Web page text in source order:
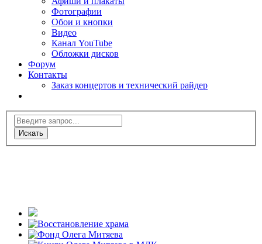
Фотографии
Обои и кнопки
Видео
Канал YouTube
Обложки дисков
Форум
Контакты
Заказ концертов и технический райдер
Искать